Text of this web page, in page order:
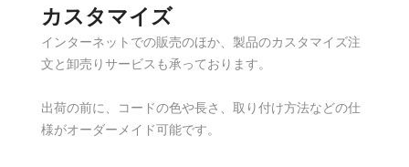
カスタマイズ
インターネットでの販売のほか、製品のカスタマイズ注
文と卸売りサービスも承っております。
出荷の前に、コードの色や長さ、取り付け方法などの仕
様がオーダーメイド可能です。